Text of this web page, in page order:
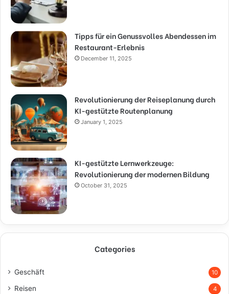
Tipps für ein Genussvolles Abendessen im
Restaurant-Erlebnis
December 11, 2025
Revolutionierung der Reiseplanung durch
KI-gestützte Routenplanung
January 1, 2025
KI-gestützte Lernwerkzeuge:
Revolutionierung der modernen Bildung
October 31, 2025
Categories
Geschäft 10
Reisen 4